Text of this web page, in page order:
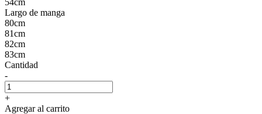
Largo de manga
80cm
81cm
82cm
83cm
Cantidad
-
+
Agregar al carrito